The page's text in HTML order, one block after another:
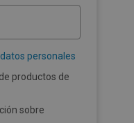
personales
de productos de
sobre